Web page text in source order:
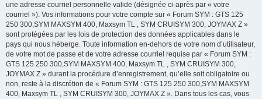
une adresse courriel personnelle valide (désignée ci-après par « votre
courriel »). Vos informations pour votre compte sur « Forum SYM : GTS 125
250 300,SYM MAXSYM 400, Maxsym TL , SYM CRUISYM 300, JOYMAX Z »
sont protégées par les lois de protection des données applicables dans le
pays qui nous héberge. Toute information en-dehors de votre nom d’utilisateur,
de votre mot de passe et de votre adresse courriel requise par « Forum SYM :
GTS 125 250 300,SYM MAXSYM 400, Maxsym TL , SYM CRUISYM 300,
JOYMAX Z » durant la procédure d’enregistrement, qu’elle soit obligatoire ou
non, reste à la discrétion de « Forum SYM : GTS 125 250 300,SYM MAXSYM
400, Maxsym TL , SYM CRUISYM 300, JOYMAX Z ». Dans tous les cas, vous